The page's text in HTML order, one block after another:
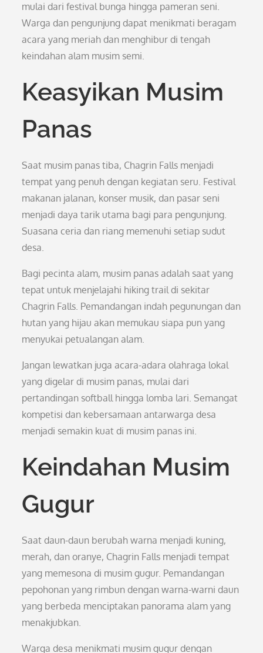
mulai dari festival bunga hingga pameran seni.
Warga dan pengunjung dapat menikmati beragam
acara yang meriah dan menghibur di tengah
keindahan alam musim semi.
Keasyikan Musim
Panas
Saat musim panas tiba, Chagrin Falls menjadi
tempat yang penuh dengan kegiatan seru. Festival
makanan jalanan, konser musik, dan pasar seni
menjadi daya tarik utama bagi para pengunjung.
Suasana ceria dan riang memenuhi setiap sudut
desa.
Bagi pecinta alam, musim panas adalah saat yang
tepat untuk menjelajahi hiking trail di sekitar
Chagrin Falls. Pemandangan indah pegunungan dan
hutan yang hijau akan memukau siapa pun yang
menyukai petualangan alam.
Jangan lewatkan juga acara-adara olahraga lokal
yang digelar di musim panas, mulai dari
pertandingan softball hingga lomba lari. Semangat
kompetisi dan kebersamaan antarwarga desa
menjadi semakin kuat di musim panas ini.
Keindahan Musim
Gugur
Saat daun-daun berubah warna menjadi kuning,
merah, dan oranye, Chagrin Falls menjadi tempat
yang memesona di musim gugur. Pemandangan
pepohonan yang rimbun dengan warna-warni daun
yang berbeda menciptakan panorama alam yang
menakjubkan.
Warga desa menikmati musim gugur dengan